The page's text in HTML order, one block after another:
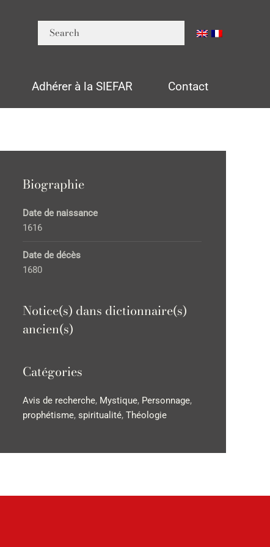
Adhérer à la SIEFAR Contact
Biographie
Date de naissance
1616
Date de décès
1680
Notice(s) dans dictionnaire(s)
ancien(s)
Catégories
Avis de recherche, Mystique, Personnage,
prophétisme, spiritualité, Théologie